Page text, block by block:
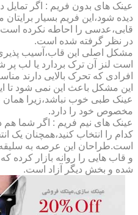
عینک های بدون فریم : اگر
دیده شود،این فریم بسیار
قابی،عدسی را احاطه نکرده است
در نظر گرفته شده است.
مشکل اصلی این قاب،آسیب
است لنز آن ترک بردارد یا لب پر
افرادی که تحرک بالایی دارند
این مشکل باعث این نمی شود تا
عینک طبی خوب نباشد،زیرا
مخصوص خود را دارد.
عینک های نیم فریم : اگر شما هم
کدام را انتخاب کنید،همچنان یک
است.طراحان این عرصه به سلیقه
و قاب هایی را روانه بازار کرده
شده و بخش دیگر آزاد است.